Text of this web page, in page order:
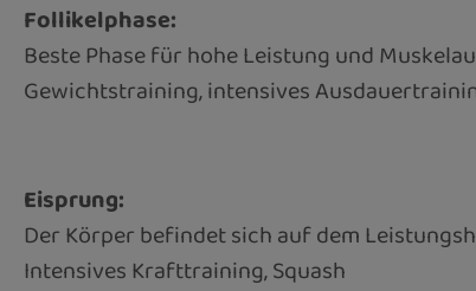
Follikelphase:
Beste Phase für hohe Leistung und
Gewichtstraining, intensives
Eisprung:
Der Körper befindet sich auf dem
Intensives Krafttraining, Squash